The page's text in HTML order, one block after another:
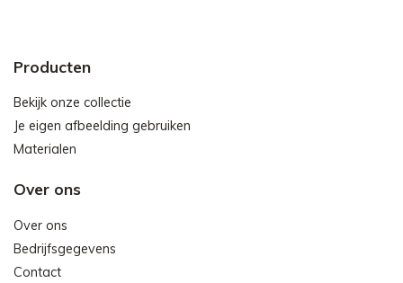
Producten
Bekijk onze collectie
Je eigen afbeelding gebruiken
Materialen
Over ons
Over ons
Bedrijfsgegevens
Contact